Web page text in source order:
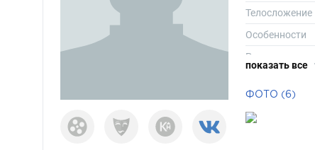
Телосложение
Особенности
Рост
Размер одежды
Размер обуви
показать все
ФОТО (6)